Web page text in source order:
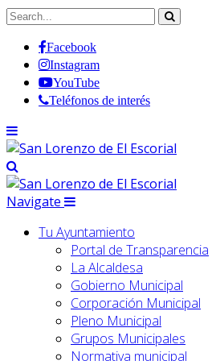
Facebook
Instagram
YouTube
Teléfonos de interés
Navigate
Tu Ayuntamiento
Portal de Transparencia
La Alcaldesa
Gobierno Municipal
Corporación Municipal
Pleno Municipal
Grupos Municipales
Normativa municipal